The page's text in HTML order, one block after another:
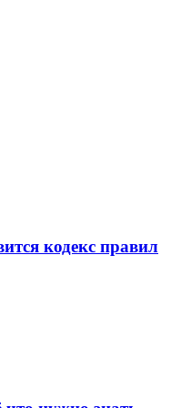
кодекс правил